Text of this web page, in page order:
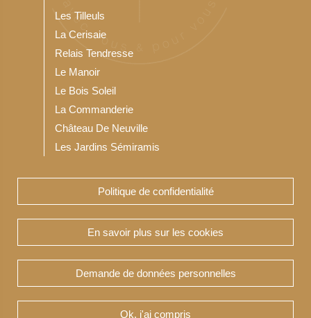
Les Tilleuls
La Cerisaie
Relais Tendresse
Le Manoir
Le Bois Soleil
La Commanderie
Château De Neuville
Les Jardins Sémiramis
Notre Résidence service seniors
Les Jardins du Bois Soleil
Copyright Teneris 2020-2026 © TENERIS -
Réalisation & hébergement par :
Politique de confidentialité
En savoir plus sur les cookies
Demande de données personnelles
Ok, j'ai compris